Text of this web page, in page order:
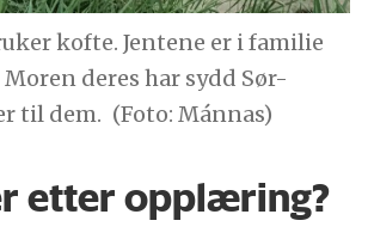
kofte. Jentene er i familie
deres har sydd Sør-
til dem. (Foto: Mánnas)
etter opplæring?